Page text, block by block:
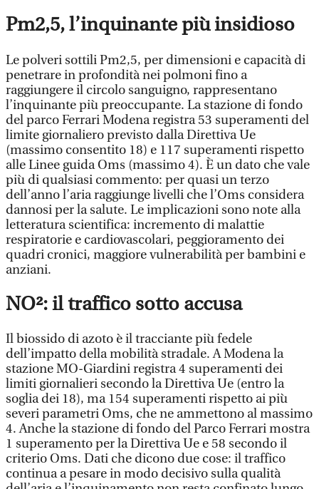
Pm2,5, l’inquinante più insidioso
Le polveri sottili Pm2,5, per dimensioni e capacità di
penetrare in profondità nei polmoni fino a
raggiungere il circolo sanguigno, rappresentano
l’inquinante più preoccupante. La stazione di fondo
del parco Ferrari Modena registra 53 superamenti del
limite giornaliero previsto dalla Direttiva Ue
(massimo consentito 18) e 117 superamenti rispetto
alle Linee guida Oms (massimo 4). È un dato che vale
più di qualsiasi commento: per quasi un terzo
dell’anno l’aria raggiunge livelli che l’Oms considera
dannosi per la salute. Le implicazioni sono note alla
letteratura scientifica: incremento di malattie
respiratorie e cardiovascolari, peggioramento dei
quadri cronici, maggiore vulnerabilità per bambini e
anziani.
NO²: il traffico sotto accusa
Il biossido di azoto è il tracciante più fedele
dell’impatto della mobilità stradale. A Modena la
stazione MO-Giardini registra 4 superamenti dei
limiti giornalieri secondo la Direttiva Ue (entro la
soglia dei 18), ma 154 superamenti rispetto ai più
severi parametri Oms, che ne ammettono al massimo
4. Anche la stazione di fondo del Parco Ferrari mostra
1 superamento per la Direttiva Ue e 58 secondo il
criterio Oms. Dati che dicono due cose: il traffico
continua a pesare in modo decisivo sulla qualità